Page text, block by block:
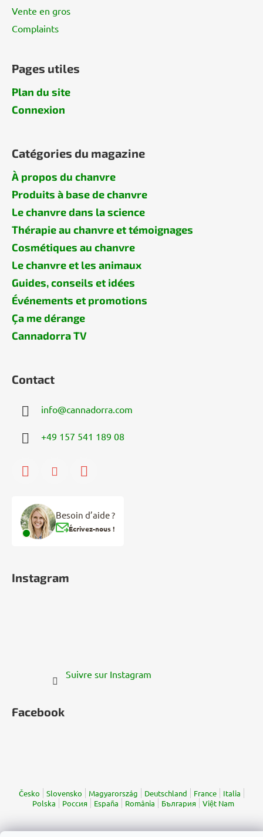
Vente en gros
Complaints
Pages utiles
Plan du site
Connexion
Catégories du magazine
À propos du chanvre
Produits à base de chanvre
Le chanvre dans la science
Thérapie au chanvre et témoignages
Cosmétiques au chanvre
Le chanvre et les animaux
Guides, conseils et idées
Événements et promotions
Ça me dérange
Cannadorra TV
Contact
info@cannadorra.com
+49 157 541 189 08
Besoin d’aide ?
Écrivez-nous !
Instagram
Suivre sur Instagram
Facebook
Česko Slovensko Magyarország Deutschland France
Italia
Polska
Россия España România България Việt Nam